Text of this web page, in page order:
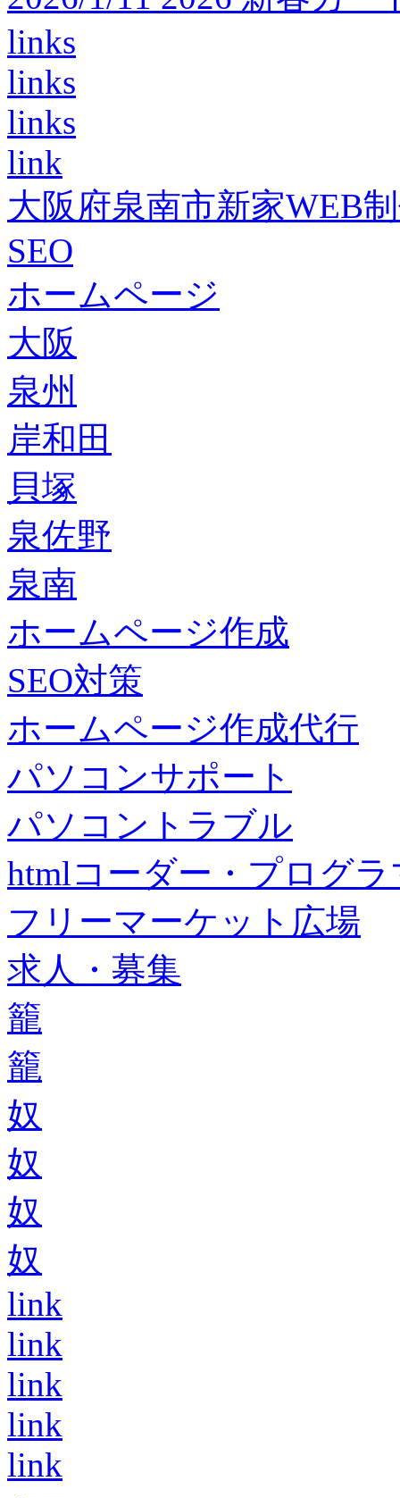
links
links
links
link
大阪府泉南市新家WEB
SEO
ホームページ
大阪
泉州
岸和田
貝塚
泉佐野
泉南
ホームページ作成
SEO対策
ホームページ作成代行
パソコンサポート
パソコントラブル
htmlコーダー・プログラ
フリーマーケット広場
求人・募集
籠
籠
奴
奴
奴
奴
link
link
link
link
link